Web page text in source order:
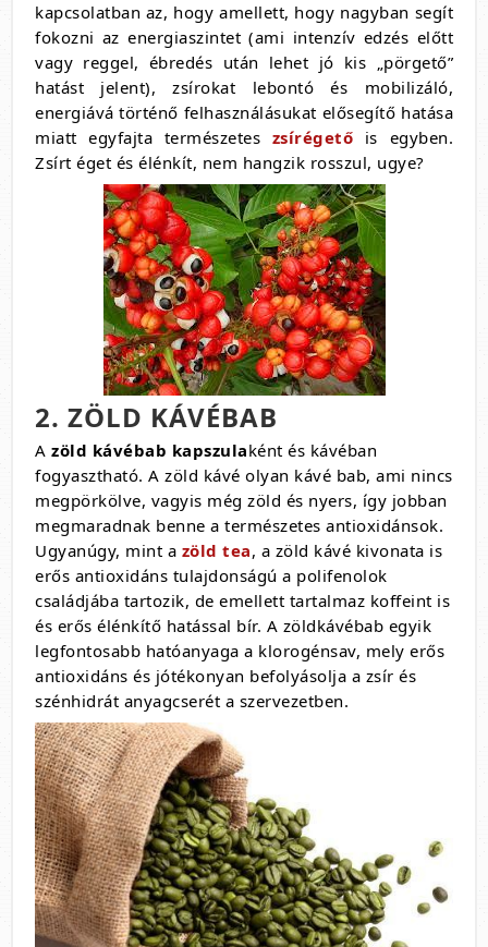
kapcsolatban az, hogy amellett, hogy nagyban segít
fokozni az energiaszintet (ami intenzív edzés előtt
vagy reggel, ébredés után lehet jó kis „pörgető”
hatást jelent), zsírokat lebontó és mobilizáló,
energiává történő felhasználásukat elősegítő hatása
miatt egyfajta természetes zsírégető is egyben.
Zsírt éget és élénkít, nem hangzik rosszul, ugye?
2. ZÖLD KÁVÉBAB
A zöld kávébab kapszulaként és kávéban
fogyasztható. A zöld kávé olyan kávé bab, ami nincs
megpörkölve, vagyis még zöld és nyers, így jobban
megmaradnak benne a természetes antioxidánsok.
Ugyanúgy, mint a zöld tea, a zöld kávé kivonata is
erős antioxidáns tulajdonságú a polifenolok
családjába tartozik, de emellett tartalmaz koffeint is
és erős élénkítő hatással bír. A zöldkávébab egyik
legfontosabb hatóanyaga a klorogénsav, mely erős
antioxidáns és jótékonyan befolyásolja a zsír és
szénhidrát anyagcserét a szervezetben.